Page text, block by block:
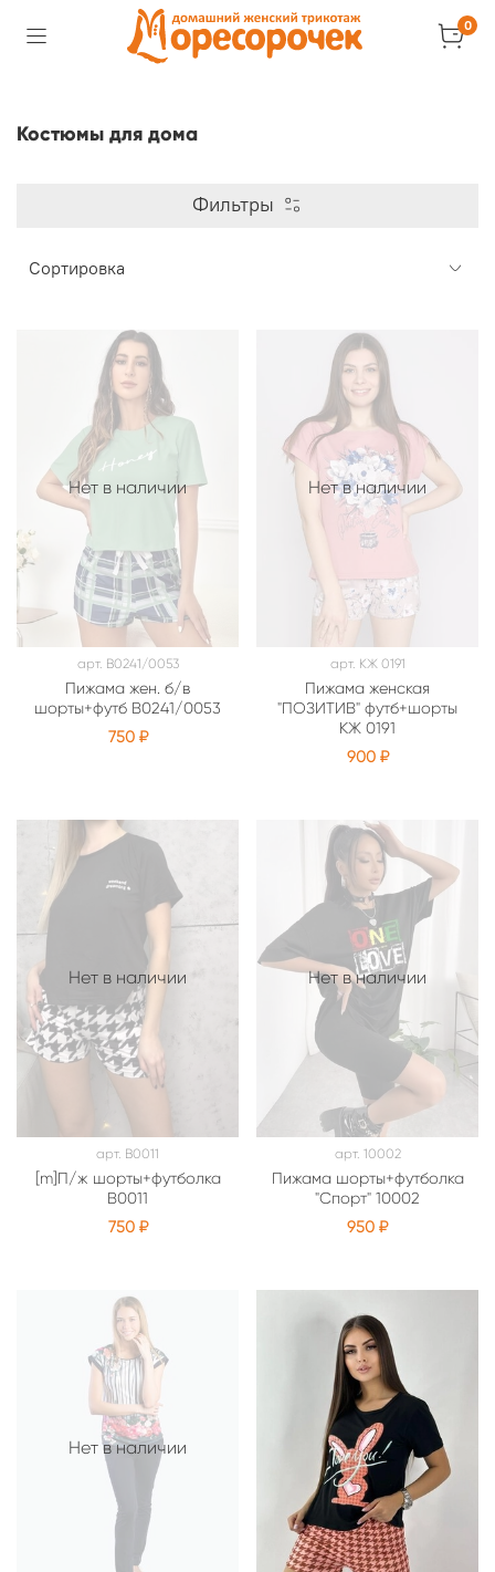
0
Костюмы для дома
Фильтры
Нет в наличии
арт. В0241/0053
Пижама жен. б/в
шорты+футб В0241/0053
750 ₽
Нет в наличии
арт. КЖ 0191
Пижама женская
"ПОЗИТИВ" футб+шорты
КЖ 0191
900 ₽
Нет в наличии
арт. В0011
[m]П/ж шорты+футболка
В0011
750 ₽
Нет в наличии
арт. 10002
Пижама шорты+футболка
"Спорт" 10002
950 ₽
Нет в наличии